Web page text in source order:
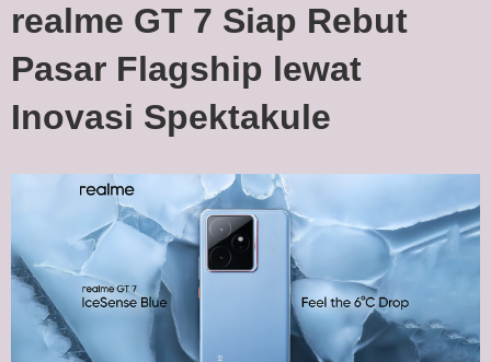
realme GT 7 Siap Rebut
Pasar Flagship lewat
Inovasi Spektakule